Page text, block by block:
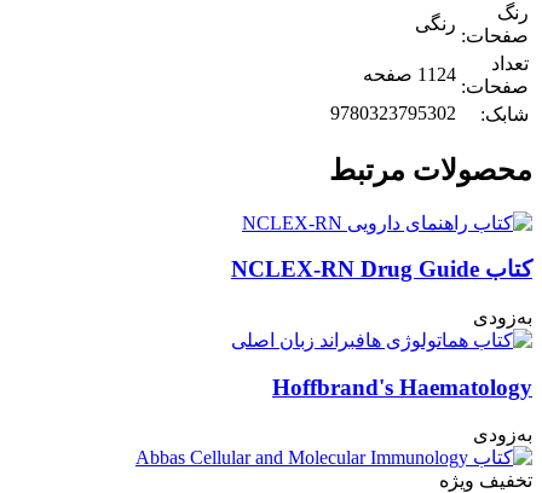
رنگ
صفحات:
رنگی
تعداد
صفحات:
1124 صفحه
شابک:
9780323795302
محصولات مرتبط
کتاب NCLEX-RN Drug Guide
به‌زودی
Hoffbrand's Haematology
به‌زودی
تخفیف ویژه